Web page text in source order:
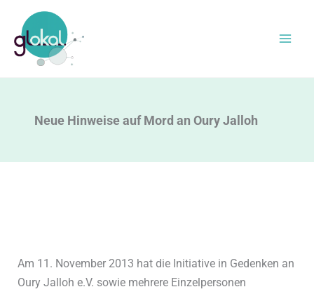
Inhalt
springen
Neue Hinweise auf Mord an Oury Jalloh
Am 11. November 2013 hat die Initiative in Gedenken an
Oury Jalloh e.V. sowie mehrere Einzelpersonen